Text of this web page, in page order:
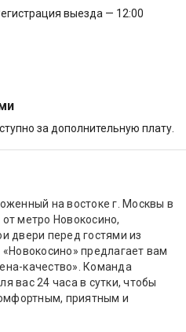
выезда — 12:00
за дополнительную плату.
на востоке г. Москвы в
метро Новокосино,
двери перед гостями из
предлагает вам
качество». Команда
вас 24 часа в сутки, чтобы
приятным и